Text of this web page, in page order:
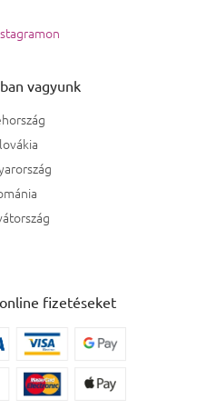
vagyunk
fizetéseket